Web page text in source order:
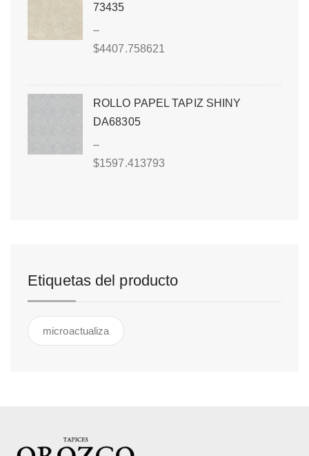
73435
–
$4407.758621
ROLLO PAPEL TAPIZ SHINY
DA68305
–
$1597.413793
Etiquetas del producto
microactualiza